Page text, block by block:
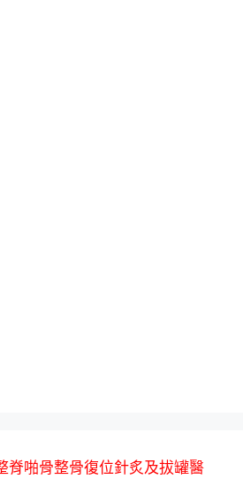
脊啪骨整骨復位針炙及拔罐醫